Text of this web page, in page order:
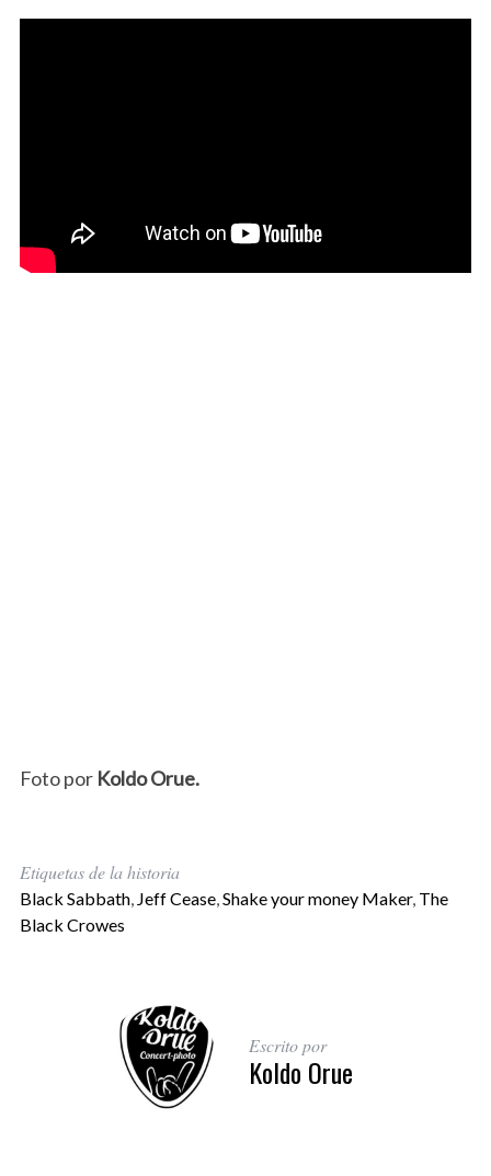
Foto por Koldo Orue.
Etiquetas de la historia
Black Sabbath, Jeff Cease, Shake your money Maker, The
Black Crowes
Escrito por
Koldo Orue